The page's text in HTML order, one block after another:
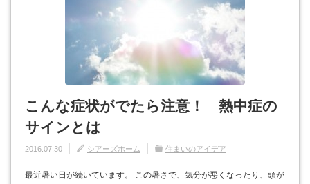
こんな症状がでたら注意！ 熱中症の
サインとは
2016.07.30 シアーズホーム 住まいのアイデア
最近暑い日が続いています。 この暑さで、気分が悪くなったり、頭が